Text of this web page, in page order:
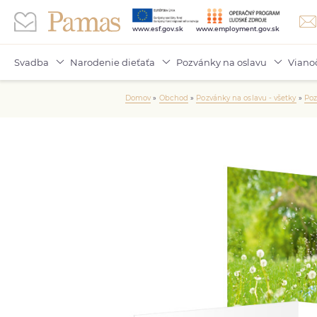
www.esf.gov.sk www.employment.gov.sk
Svadba Narodenie dieťaťa Pozvánky na oslavu
Domov» Obchod » Pozvánky na oslavu - všetky »